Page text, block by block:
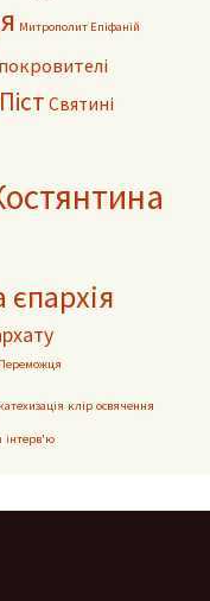
Митрополит Епіфаній
Піст Святині
єпархія
катехизація клір освячення
інтерв'ю